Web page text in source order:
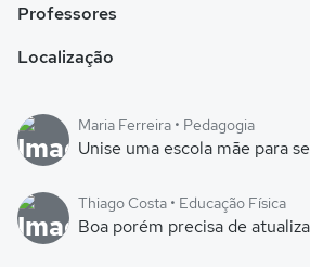
Professores
Localização
Maria Ferreira • Pedagogia
Unise uma escola mãe para
Thiago Costa • Educação Física
Boa porém precisa de